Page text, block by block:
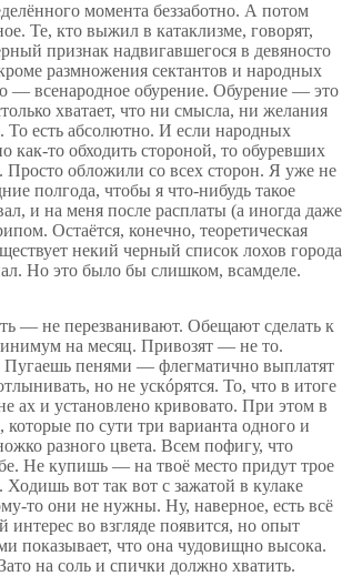
момента беззаботно. А потом
Те, кто выжил в катаклизме, говорят,
признак надвигавшегося в девяносто
размножения сектантов и народных
— всенародное обурение. Обурение — это
хватает, что ни смысла, ни желания
То есть абсолютно. И если народных
как-то обходить стороной, то обуревших
Просто обложили со всех сторон. Я уже не
полгода, чтобы я что-нибудь такое
и на меня после расплаты (а иногда даже
Остаётся, конечно, теоретическая
некий черный список лохов города
Но это было бы слишком, всамделе.
— не перезванивают. Обещают сделать к
на месяц. Привозят — не то.
пенями — флегматично выплатят
но не ускóрятся. То, что в итоге
ах и установлено кривовато. При этом в
по сути три варианта одного и
разного цвета. Всем пофигу, что
Не купишь — на твоё место придут трое
вот так вот с зажатой в кулаке
то они не нужны. Ну, наверное, есть всё
интерес во взгляде появится, но опыт
показывает, что она чудовищно высока.
на соль и спички должно хватить.